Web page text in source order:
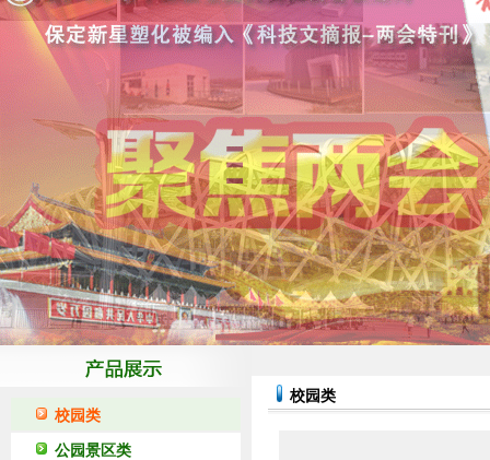
校园类
公园景区类
校园类